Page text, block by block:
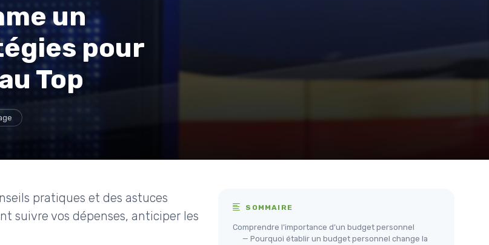
un
pour
Top
pratiques et des astuces
suivre vos dépenses, anticiper les
SOMMAIRE
Comprendre l’importance d’un budget personnel
— Pourquoi établir un budget personnel change la